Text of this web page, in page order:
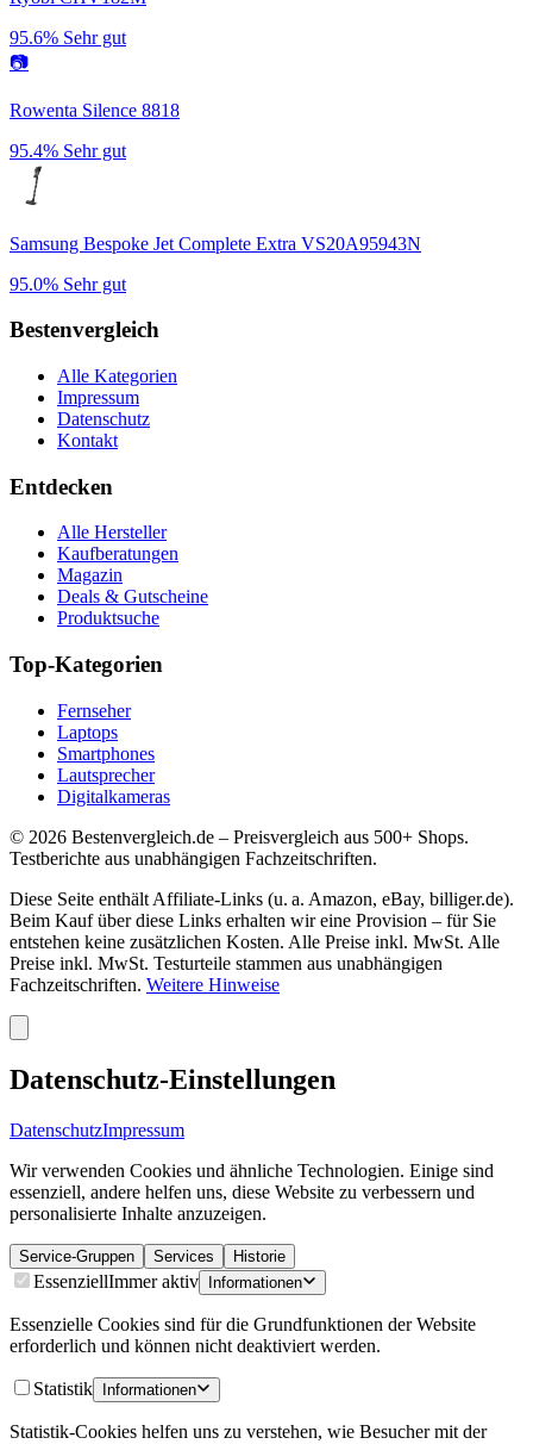
95.6% Sehr gut
📷
Rowenta Silence 8818
95.4% Sehr gut
Samsung Bespoke Jet Complete Extra VS20A95943N
95.0% Sehr gut
Bestenvergleich
Alle Kategorien
Impressum
Datenschutz
Kontakt
Entdecken
Alle Hersteller
Kaufberatungen
Magazin
Deals & Gutscheine
Produktsuche
Top-Kategorien
Fernseher
Laptops
Smartphones
Lautsprecher
Digitalkameras
© 2026 Bestenvergleich.de – Preisvergleich aus 500+ Shops.
Testberichte aus unabhängigen Fachzeitschriften.
Diese Seite enthält Affiliate-Links (u. a. Amazon, eBay, billiger.de).
Beim Kauf über diese Links erhalten wir eine Provision – für Sie
entstehen keine zusätzlichen Kosten. Alle Preise inkl. MwSt. Alle
Preise inkl. MwSt. Testurteile stammen aus unabhängigen
Fachzeitschriften. Weitere Hinweise
Datenschutz-Einstellungen
DatenschutzImpressum
Wir verwenden Cookies und ähnliche Technologien. Einige sind
essenziell, andere helfen uns, diese Website zu verbessern und
personalisierte Inhalte anzuzeigen.
Service-Gruppen Services Historie
EssenziellImmer aktiv Informationen
Essenzielle Cookies sind für die Grundfunktionen der Website
erforderlich und können nicht deaktiviert werden.
Statistik Informationen
Statistik-Cookies helfen uns zu verstehen, wie Besucher mit der